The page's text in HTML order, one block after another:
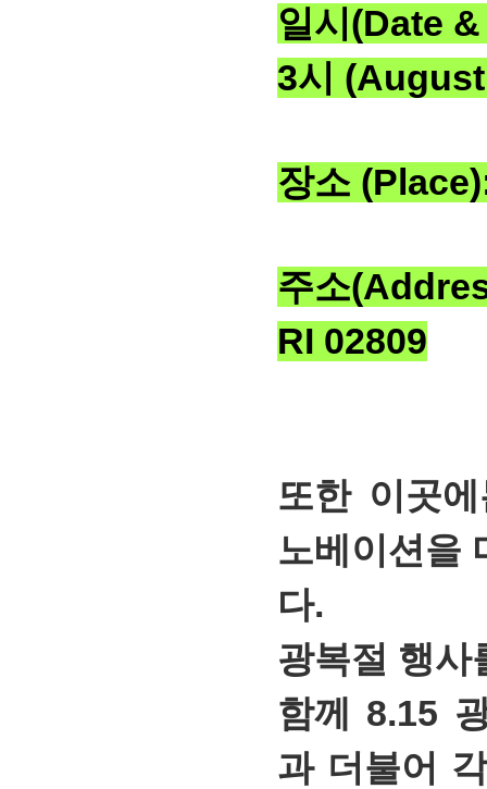
일시(Date
3시
장소
주소
RI 02809
또한 이곳
노베이션을
다.
광복절 행사
함께 8.15
과 더불어